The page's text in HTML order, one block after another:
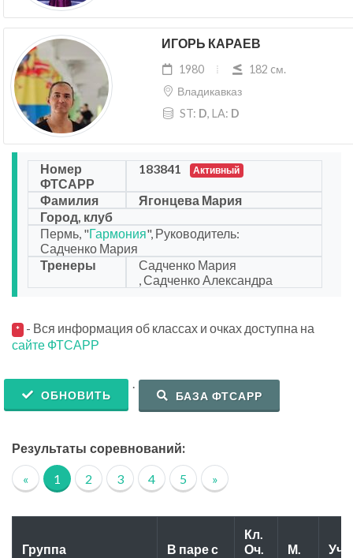
ИГОРЬ КАРАЕВ
1980
182 cм.
Владикавказ
ST: D, LA: D
Номер
ФТСАРР
183841 Активный
Фамилия
Ягонцева Мария
Город, клуб
Пермь, "Гармония", Руководитель:
Садченко Мария
Тренеры
Садченко Мария
, Садченко Александра
* - Вся информация об классах и очках доступна на
сайте ФТСАРР
ОБНОВИТЬ
.
БАЗА ФТСАРР
Результаты соревнований:
« 1 2 3 4 5 »
Группа В паре с
Кл.
Оч.
М. Уч.